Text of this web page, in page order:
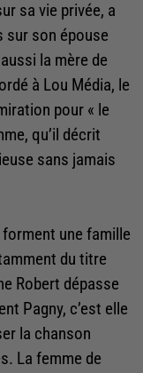
sa vie privée, a
sur son épouse
la mère de
à Lou Média, le
pour « le
qu’il décrit
sans jamais
une famille
du titre
Robert dépasse
Pagny, c’est elle
la chanson
La femme de